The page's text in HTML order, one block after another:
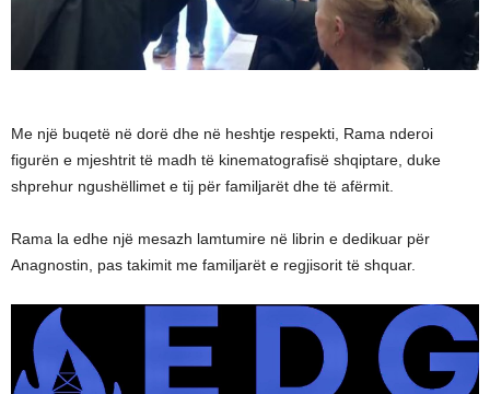
Me një buqetë në dorë dhe në heshtje respekti, Rama nderoi
figurën e mjeshtrit të madh të kinematografisë shqiptare, duke
shprehur ngushëllimet e tij për familjarët dhe të afërmit.
Rama la edhe një mesazh lamtumire në librin e dedikuar për
Anagnostin, pas takimit me familjarët e regjisorit të shquar.